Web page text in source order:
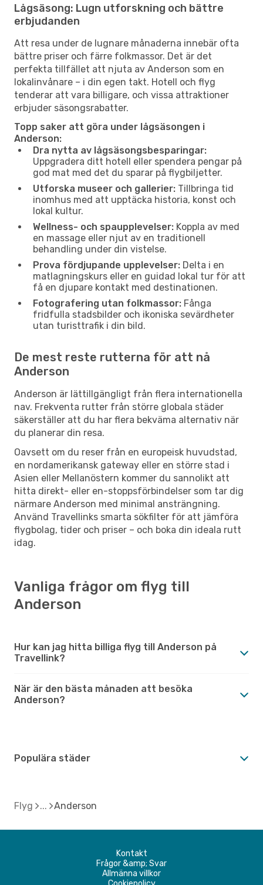
Lågsäsong: Lugn utforskning och bättre
erbjudanden
Att resa under de lugnare månaderna innebär ofta
bättre priser och färre folkmassor. Det är det
perfekta tillfället att njuta av Anderson som en
lokalinvånare – i din egen takt. Hotell och flyg
tenderar att vara billigare, och vissa attraktioner
erbjuder säsongsrabatter.
Topp saker att göra under lågsäsongen i
Anderson:
Dra nytta av lågsäsongsbesparingar:
Uppgradera ditt hotell eller spendera pengar på
god mat med det du sparar på flygbiljetter.
Utforska museer och gallerier: Tillbringa tid
inomhus med att upptäcka historia, konst och
lokal kultur.
Wellness- och spaupplevelser: Koppla av med
en massage eller njut av en traditionell
behandling under din vistelse.
Prova fördjupande upplevelser: Delta i en
matlagningskurs eller en guidad lokal tur för att
få en djupare kontakt med destinationen.
Fotografering utan folkmassor: Fånga
fridfulla stadsbilder och ikoniska sevärdheter
utan turisttrafik i din bild.
De mest reste rutterna för att nå
Anderson
Anderson är lättillgängligt från flera internationella
nav. Frekventa rutter från större globala städer
säkerställer att du har flera bekväma alternativ när
du planerar din resa.
Oavsett om du reser från en europeisk huvudstad,
en nordamerikansk gateway eller en större stad i
Asien eller Mellanöstern kommer du sannolikt att
hitta direkt- eller en-stoppsförbindelser som tar dig
närmare Anderson med minimal ansträngning.
Använd Travellinks smarta sökfilter för att jämföra
flygbolag, tider och priser – och boka din ideala rutt
idag.
Vanliga frågor om flyg till
Anderson
Hur kan jag hitta billiga flyg till Anderson på
Travellink?
När är den bästa månaden att besöka
Anderson?
Populära städer
Flyg Anderson
Kontakt
Frågor &amp; Svar
Allmänna villkor